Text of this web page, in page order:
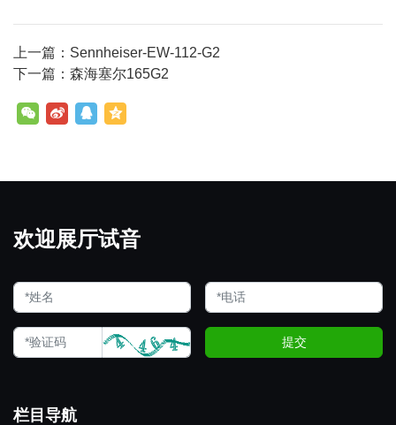
上一篇：Sennheiser-EW-112-G2
下一篇：森海塞尔165G2
欢迎展厅试音
提交
栏目导航